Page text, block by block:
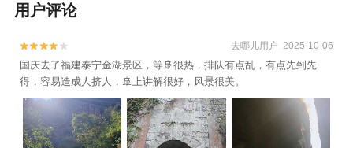
用户评论

 去哪儿用户 2025-10-06
国庆去了福建泰宁金湖景区，等🚢很热，排队有点乱，有点先到先
得，容易造成人挤人，🚢上讲解很好，风景很美。